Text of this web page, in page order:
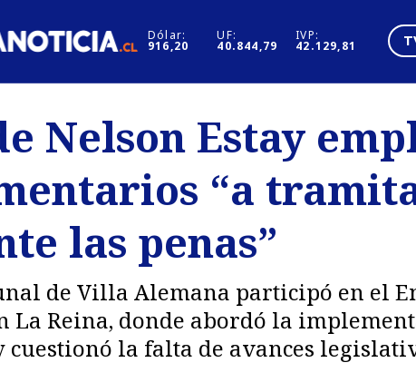
Dólar:
916,20
UF:
40.844,79
IVP:
42.129,81
Internacional
Motores
Negocios
Pura Mujer
Nelson Estay
“a
las penas”
de Villa Alemana participó en el
La Reina, donde abordó la
la falta de avances